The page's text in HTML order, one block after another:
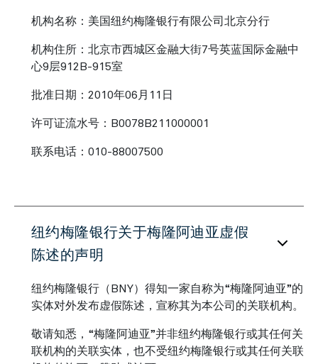
机构名称：美国纽约梅隆银行有限公司北京分行
机构住所：北京市西城区金融大街7号英蓝国际金融中
心9层912B-915室
批准日期：2010年06月11日
许可证流水号：B0078B211000001
联系电话：010-88007500
纽约梅隆银行关于梅隆阿迪亚虚假
陈述的声明
纽约梅隆银行（BNY）得知一家自称为“梅隆阿迪亚”的
实体对外发布虚假陈述，宣称其为本公司的关联机构。
敬请知悉，“梅隆阿迪亚”并非纽约梅隆银行或其任何关
联机构的关联实体，也不受纽约梅隆银行或其任何关联